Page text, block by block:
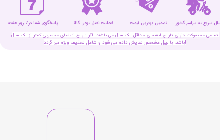
تمامی محصولات دارای تاریخ انقضای حداقل یک سال می باشند. اگر تاریخ انقضای محصولی کمتر از یک سال
باشد، با لیبل مشخص نمایش داده می شود و شامل تخفیف ویژه می گردد!
ضمانت اصل بودن کالا تضمین بهترین قیمت پاسخگوی شما در 7 روز هفته سریع به سراسر کشور